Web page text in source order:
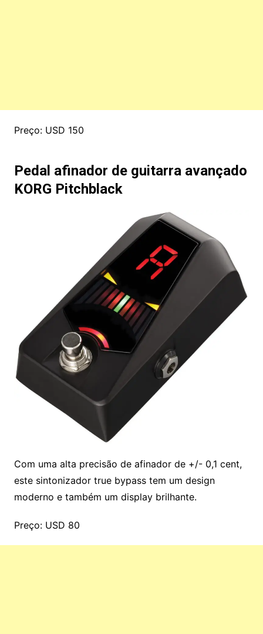
Preço: USD 150
Pedal afinador de guitarra avançado
KORG Pitchblack
Com uma alta precisão de afinador de +/- 0,1 cent,
este sintonizador true bypass tem um design
moderno e também um display brilhante.
Preço: USD 80